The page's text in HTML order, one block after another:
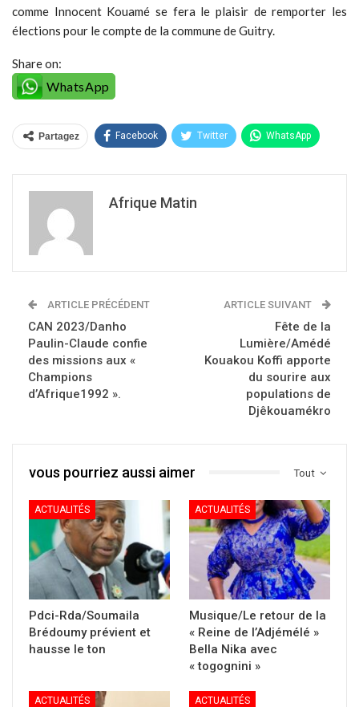
comme Innocent Kouamé se fera le plaisir de remporter les
élections pour le compte de la commune de Guitry.
Share on:
WhatsApp
Partagez Facebook Twitter WhatsApp
Afrique Matin
ARTICLE PRÉCÉDENT
CAN 2023/Danho
Paulin-Claude confie
des missions aux «
Champions
d’Afrique1992 ».
ARTICLE SUIVANT
Fête de la
Lumière/Amédé
Kouakou Koffi apporte
du sourire aux
populations de
Djêkouamékro
Tout
vous pourriez aussi aimer
ACTUALITÉS
Pdci-Rda/Soumaila
Brédoumy prévient et
hausse le ton
ACTUALITÉS
Musique/Le retour de la
« Reine de l’Adjémélé »
Bella Nika avec
« togognini »
ACTUALITÉS ACTUALITÉS